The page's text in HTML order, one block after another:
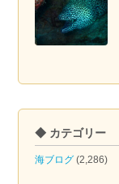
◆ カテゴリー
海ブログ (2,286)